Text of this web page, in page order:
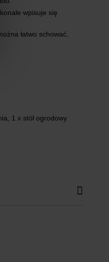
wpisuje się
łatwo schować,
1 x stół ogrodowy